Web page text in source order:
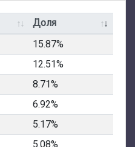
Доля
15.87%
12.51%
8.71%
6.92%
5.17%
5.08%